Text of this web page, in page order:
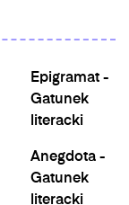
Epigramat -
Gatunek
literacki
Anegdota -
Gatunek
literacki